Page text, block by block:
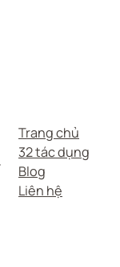
Trang chủ
32 tác dụng
Blog
Liên hệ